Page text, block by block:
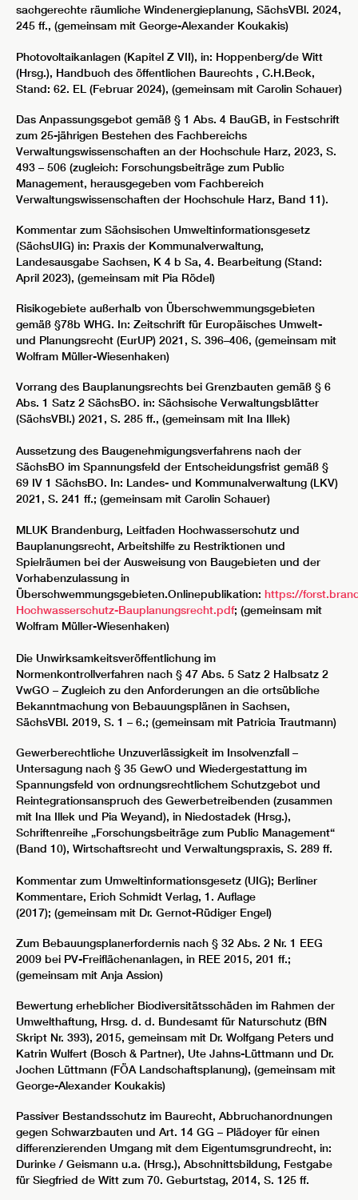
sachgerechte räumliche Windenergieplanung, SächsVBl. 2024,
245 ff., (gemeinsam mit George-Alexander Koukakis)
Photovoltaikanlagen (Kapitel Z VII), in: Hoppenberg/de Witt
(Hrsg.), Handbuch des öffentlichen Baurechts , C.H.Beck,
Stand: 62. EL (Februar 2024), (gemeinsam mit Carolin Schauer)
Das Anpassungsgebot gemäß § 1 Abs. 4 BauGB, in Festschrift
zum 25-jährigen Bestehen des Fachbereichs
Verwaltungswissenschaften an der Hochschule Harz, 2023, S.
493 – 506 (zugleich: Forschungsbeiträge zum Public
Management, herausgegeben vom Fachbereich
Verwaltungswissenschaften der Hochschule Harz, Band 11).
Kommentar zum Sächsischen Umweltinformationsgesetz
(SächsUIG) in: Praxis der Kommunalverwaltung,
Landesausgabe Sachsen, K 4 b Sa, 4. Bearbeitung (Stand:
April 2023), (gemeinsam mit Pia Rödel)
Risikogebiete außerhalb von Überschwemmungsgebieten
gemäß §78b WHG. In: Zeitschrift für Europäisches Umwelt-
und Planungsrecht (EurUP) 2021, S. 396–406, (gemeinsam mit
Wolfram Müller-Wiesenhaken)
Vorrang des Bauplanungsrechts bei Grenzbauten gemäß § 6
Abs. 1 Satz 2 SächsBO. in: Sächsische Verwaltungsblätter
(SächsVBl.) 2021, S. 285 ff., (gemeinsam mit Ina Illek)
Aussetzung des Baugenehmigungsverfahrens nach der
SächsBO im Spannungsfeld der Entscheidungsfrist gemäß §
69 IV 1 SächsBO. In: Landes- und Kommunalverwaltung (LKV)
2021, S. 241 ff.; (gemeinsam mit Carolin Schauer)
MLUK Brandenburg, Leitfaden Hochwasserschutz und
Bauplanungsrecht, Arbeitshilfe zu Restriktionen und
Spielräumen bei der Ausweisung von Baugebieten und der
Vorhabenzulassung in
Überschwemmungsgebieten.Onlinepublikation: https://
Hochwasserschutz-Bauplanungsrecht.pdf; (gemeinsam mit
Wolfram Müller-Wiesenhaken)
Die Unwirksamkeitsveröffentlichung im
Normenkontrollverfahren nach § 47 Abs. 5 Satz 2 Halbsatz 2
VwGO – Zugleich zu den Anforderungen an die ortsübliche
Bekanntmachung von Bebauungsplänen in Sachsen,
SächsVBl. 2019, S. 1 – 6.; (gemeinsam mit Patricia Trautmann)
Gewerberechtliche Unzuverlässigkeit im Insolvenzfall –
Untersagung nach § 35 GewO und Wiedergestattung im
Spannungsfeld von ordnungsrechtlichem Schutzgebot und
Reintegrationsanspruch des Gewerbetreibenden (zusammen
mit Ina Illek und Pia Weyand), in Niedostadek (Hrsg.),
Schriftenreihe „Forschungsbeiträge zum Public Management“
(Band 10), Wirtschaftsrecht und Verwaltungspraxis, S. 289 ff.
Kommentar zum Umweltinformationsgesetz (UIG); Berliner
Kommentare, Erich Schmidt Verlag, 1. Auflage
(2017); (gemeinsam mit Dr. Gernot-Rüdiger Engel)
Zum Bebauungsplanerfordernis nach § 32 Abs. 2 Nr. 1 EEG
2009 bei PV-Freiflächenanlagen, in REE 2015, 201 ff.;
(gemeinsam mit Anja Assion)
Bewertung erheblicher Biodiversitätsschäden im Rahmen der
Umwelthaftung, Hrsg. d. d. Bundesamt für Naturschutz (BfN
Skript Nr. 393), 2015, gemeinsam mit Dr. Wolfgang Peters und
Katrin Wulfert (Bosch & Partner), Ute Jahns-Lüttmann und Dr.
Jochen Lüttmann (FÖA Landschaftsplanung), (gemeinsam mit
George-Alexander Koukakis)
Passiver Bestandsschutz im Baurecht, Abbruchanordnungen
gegen Schwarzbauten und Art. 14 GG – Plädoyer für einen
differenzierenden Umgang mit dem Eigentumsgrundrecht, in:
Durinke / Geismann u.a. (Hrsg.), Abschnittsbildung, Festgabe
für Siegfried de Witt zum 70. Geburtstag, 2014, S. 125 ff.